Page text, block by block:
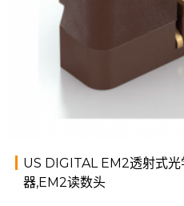
US DIGITAL EM2透射式
器,EM2读数头